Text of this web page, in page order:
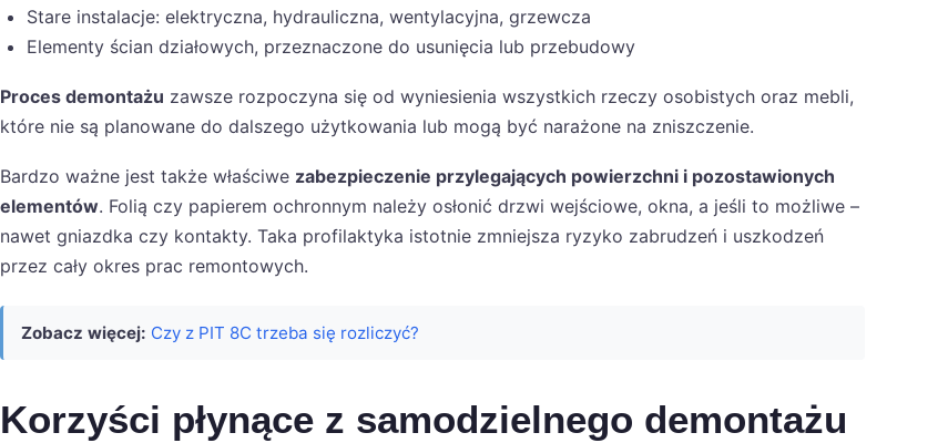
Stare instalacje: elektryczna, hydrauliczna, wentylacyjna, grzewcza
Elementy ścian działowych, przeznaczone do usunięcia lub przebudowy
Proces demontażu zawsze rozpoczyna się od wyniesienia wszystkich rzeczy osobistych oraz mebli,
które nie są planowane do dalszego użytkowania lub mogą być narażone na zniszczenie.
Bardzo ważne jest także właściwe zabezpieczenie przylegających powierzchni i pozostawionych
elementów. Folią czy papierem ochronnym należy osłonić drzwi wejściowe, okna, a jeśli to możliwe –
nawet gniazdka czy kontakty. Taka profilaktyka istotnie zmniejsza ryzyko zabrudzeń i uszkodzeń
przez cały okres prac remontowych.
Zobacz więcej: Czy z PIT 8C trzeba się rozliczyć?
Korzyści płynące z samodzielnego demontażu